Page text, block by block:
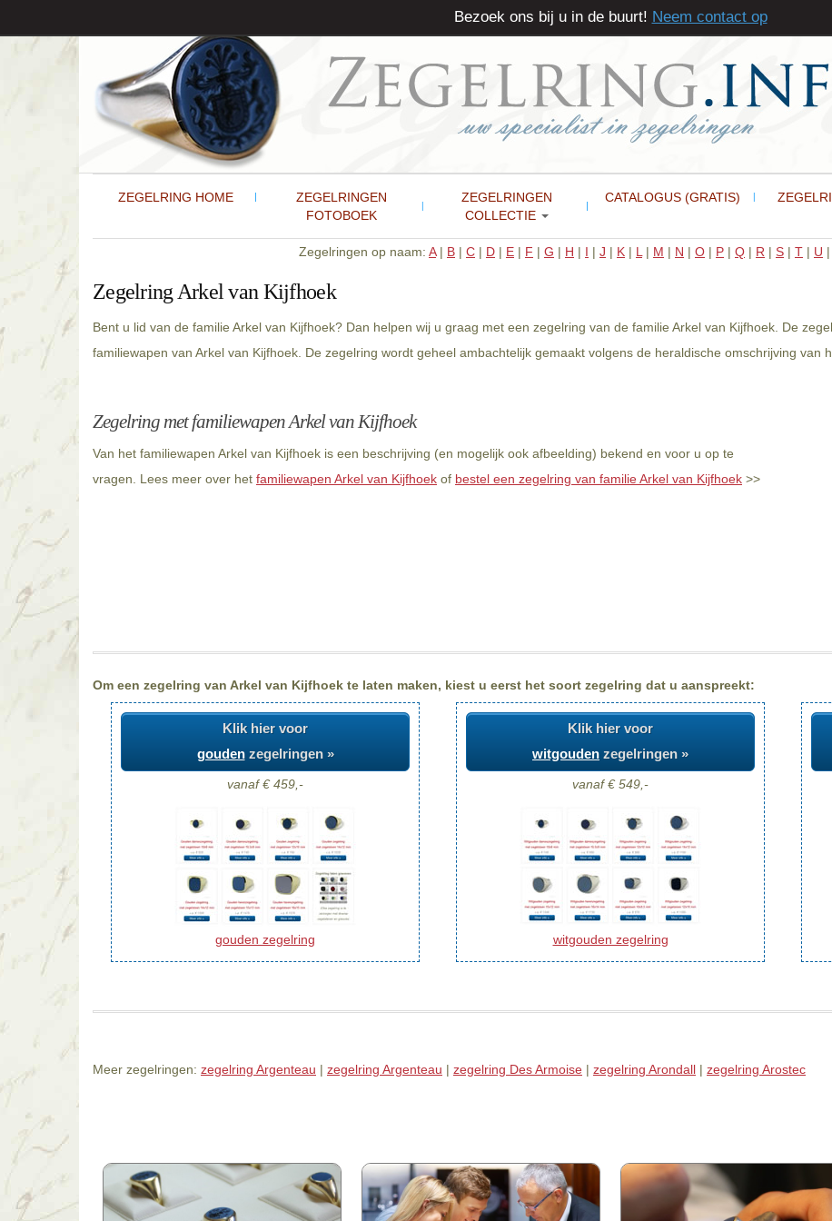
ZEGELRING HOME
ZEGELRINGEN
FOTOBOEK
ZEGELRINGEN
COLLECTIE
CATALOGUS (GRATIS)
Zegelringen op naam: A| B | C | D | E | F | G | H | I | J | K | L | M | N | O | P | Q | R | S | T | U |
Zegelring Arkel van Kijfhoek
Bent u lid van de familie Arkel van Kijfhoek? Dan helpen wij u graag met een zegelring van de familie Arkel van Kijfhoek. De
familiewapen van Arkel van Kijfhoek. De zegelring wordt geheel ambachtelijk gemaakt volgens de heraldische omschrijving van
Zegelring met familiewapen Arkel van Kijfhoek
Van het familiewapen Arkel van Kijfhoek is een beschrijving (en mogelijk ook afbeelding) bekend en voor u op te
vragen. Lees meer over het familiewapen Arkel van Kijfhoek of bestel een zegelring van familie Arkel van Kijfhoek >>
Om een zegelring van Arkel van Kijfhoek te laten maken, kiest u eerst het soort zegelring dat u aanspreekt:
Klik hier voor
goudenzegelringen »
vanaf € 459,-
gouden zegelring
Klik hier voor
witgouden zegelringen »
vanaf € 549,-
witgouden zegelring
Meer zegelringen: zegelring Argenteau | zegelring Argenteau | zegelring Des Armoise | zegelring Arondall | zegelring Arostec
Bezoek ons bij u in de buurt! Neem contact op